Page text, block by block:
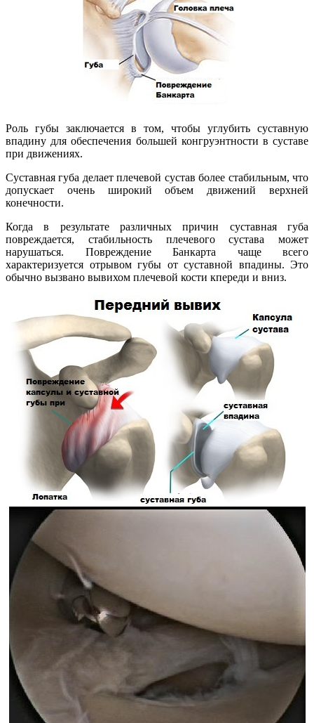
Роль губы заключается в том, чтобы углубить суставную
впадину для обеспечения большей конгруэнтности в суставе
при движениях.
Суставная губа делает плечевой сустав более стабильным, что
допускает очень широкий объем движений верхней
конечности.
Когда в результате различных причин суставная губа
повреждается, стабильность плечевого сустава может
нарушаться. Повреждение Банкарта чаще всего
характеризуется отрывом губы от суставной впадины. Это
обычно вызвано вывихом плечевой кости кпереди и вниз.